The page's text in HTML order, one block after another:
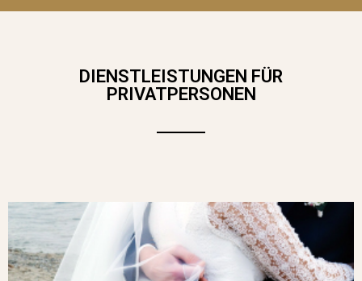
DIENSTLEISTUNGEN FÜR
PRIVATPERSONEN